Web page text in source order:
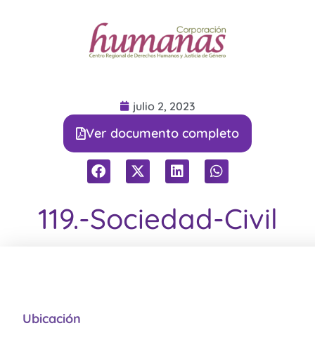
119.-Sociedad-Civil
julio 2, 2023
Ver documento completo
Ubicación